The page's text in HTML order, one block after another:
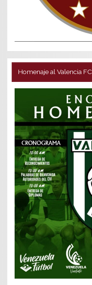
Homenaje al Valencia FC